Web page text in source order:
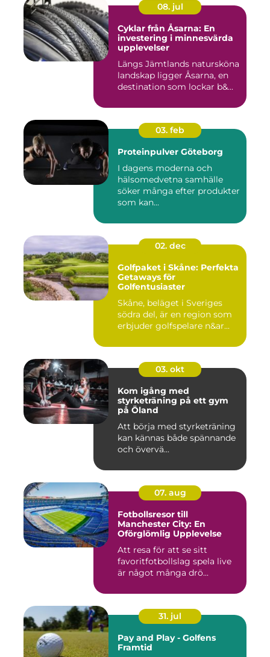
08. jul
Cyklar från Åsarna: En
investering i minnesvärda
upplevelser
Längs Jämtlands natursköna
landskap ligger Åsarna, en
destination som lockar b&...
03. feb
Proteinpulver Göteborg
I dagens moderna och
hälsomedvetna samhälle
söker många efter produkter
som kan...
02. dec
Golfpaket i Skåne: Perfekta
Getaways för
Golfentusiaster
Skåne, beläget i Sveriges
södra del, är en region som
erbjuder golfspelare n&ar...
03. okt
Kom igång med
styrketräning på ett gym
på Öland
Att börja med styrketräning
kan kännas både spännande
och övervä...
07. aug
Fotbollsresor till
Manchester City: En
Oförglömlig Upplevelse
Att resa för att se sitt
favoritfotbollslag spela live
är något många drö...
31. jul
Pay and Play - Golfens
Framtid